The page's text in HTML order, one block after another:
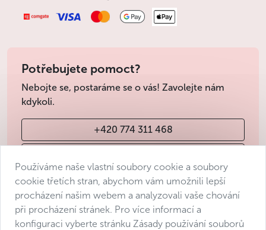
Potřebujete pomoct?
Nebojte se, postaráme se o vás! Zavolejte nám
kdykoli.
+420 774 311 468
Obchodní podmínky
Ochrana osobních údajů
Používáme naše vlastní soubory cookie a soubory
cookie třetích stran, abychom vám umožnili lepší
procházení našim webem a analyzovali vaše chování
při procházení stránek. Pro více informací a
konfiguraci vyberte stránku Zásady používání souborů